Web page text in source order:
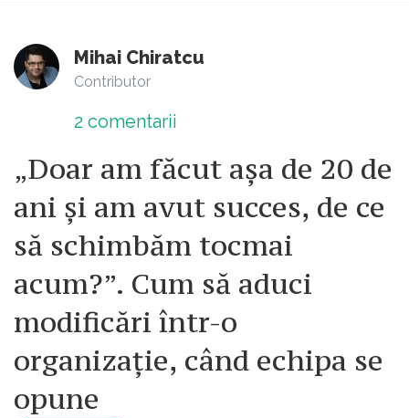
Mihai Chiratcu
Contributor
2 comentarii
„Doar am făcut așa de 20 de
ani și am avut succes, de ce
să schimbăm tocmai
acum?”. Cum să aduci
modificări într-o
organizație, când echipa se
opune